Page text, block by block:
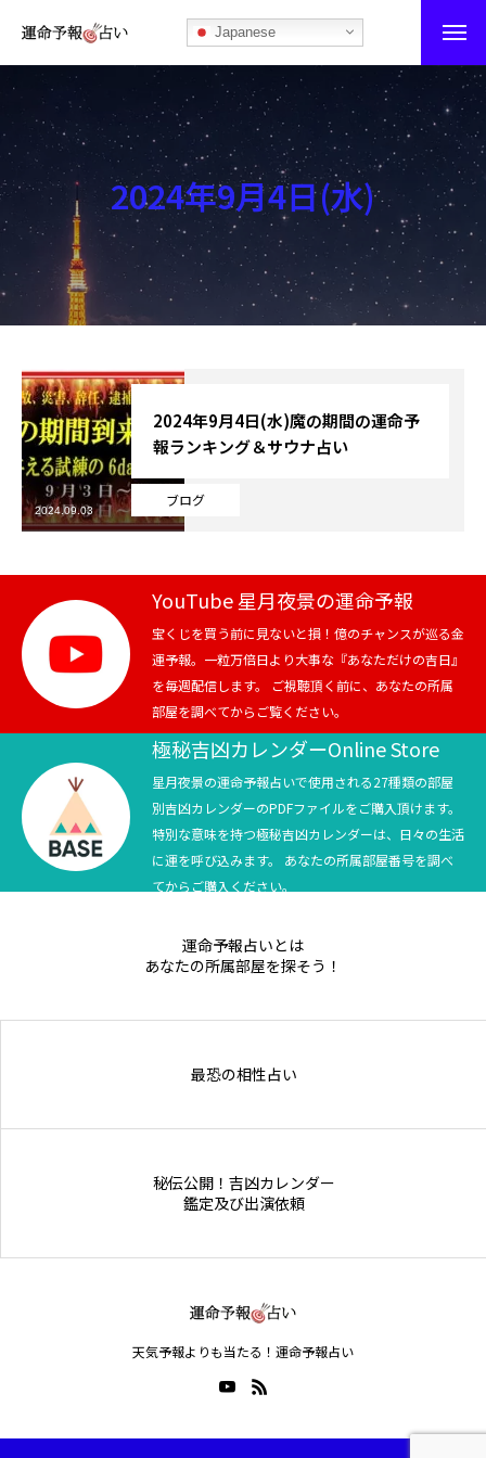
Japanese
運命予報占い
運命予報占いとは
あなたの所属部屋を探そう！
最恐の相性占い
秘伝公開！吉凶カレンダー
ブログ
お知らせ
芸能界
テニス
スポーツ
競馬
テニス四大大会・五輪
テニス四大大会・五輪
2024年9月4日(水)
ブログ
2024年9月4日(水)魔の期間の運命予
報ランキング＆サウナ占い
2024.09.03
YouTube 星月夜景の運命予報
宝くじを買う前に見ないと損！億のチャンスが巡る金
運予報。一粒万倍日より大事な『あなただけの吉日』
を毎週配信します。 ご視聴頂く前に、あなたの所属
部屋を調べてからご覧ください。
極秘吉凶カレンダーOnline Store
星月夜景の運命予報占いで使用される27種類の部屋
別吉凶カレンダーのPDFファイルをご購入頂けます。
特別な意味を持つ極秘吉凶カレンダーは、日々の生活
に運を呼び込みます。 あなたの所属部屋番号を調べ
てからご購入ください。
運命予報占いとは
あなたの所属部屋を探そう！
最恐の相性占い
秘伝公開！吉凶カレンダー
鑑定及び出演依頼
天気予報よりも当たる！運命予報占い